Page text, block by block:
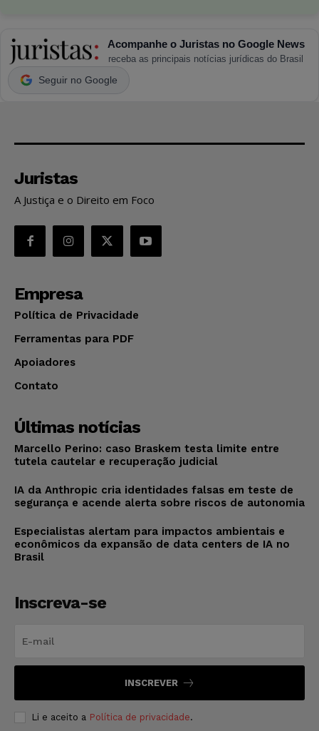
Acompanhe o Juristas no Google News
receba as principais notícias jurídicas do Brasil
Seguir no Google
Juristas
A Justiça e o Direito em Foco
Empresa
Política de Privacidade
Ferramentas para PDF
Apoiadores
Contato
Últimas notícias
Marcello Perino: caso Braskem testa limite entre
tutela cautelar e recuperação judicial
IA da Anthropic cria identidades falsas em teste de
segurança e acende alerta sobre riscos de autonomia
Especialistas alertam para impactos ambientais e
econômicos da expansão de data centers de IA no
Brasil
Inscreva-se
INSCREVER
Li e aceito a Política de privacidade.